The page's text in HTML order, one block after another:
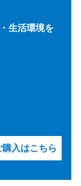
生活環境を
購入はこちら